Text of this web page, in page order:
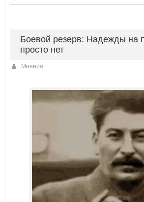
Боевой резерв: Надежды на
просто нет
Мнения